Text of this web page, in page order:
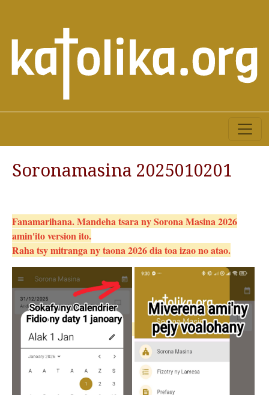
Soronamasina 2025010201
Fanamarihana. Mandeha tsara ny Sorona Masina 2026
amin'ito version ito.
Raha tsy mitranga ny taona 2026 dia toa izao no atao.